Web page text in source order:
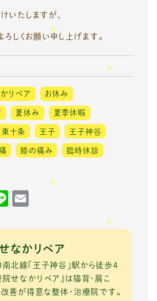
いたしますが、
ろしくお願い申し上げます。
リペア お休み
夏休み 夏季休暇
東十条 王子 王子神谷
膝の痛み 臨時休診
Li
e
ai
l
なかリペア
南北線「王子神谷」駅から徒歩4
せなかリペア』は猫背・肩こ
改善が得意な整体・治療院です。